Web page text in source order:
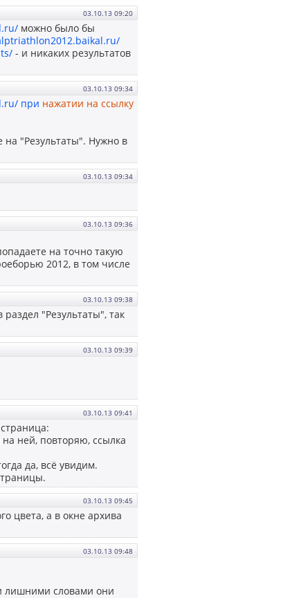
03.10.13 09:20
можно было бы
- и никаких результатов
03.10.13 09:34
при нажатии на ссылку
на "Результаты". Нужно в
03.10.13 09:34
03.10.13 09:36
на точно такую
2012, в том числе
03.10.13 09:38
"Результаты", так
03.10.13 09:39
03.10.13 09:41
на ней, повторяю, ссылка
да, всё увидим.
03.10.13 09:45
цвета, а в окне архива
03.10.13 09:48
лишними словами они